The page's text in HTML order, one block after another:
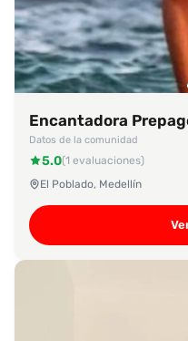
Encantadora
Datos de la comunidad
5.0(1 evaluaciones)
El Poblado, Medellín